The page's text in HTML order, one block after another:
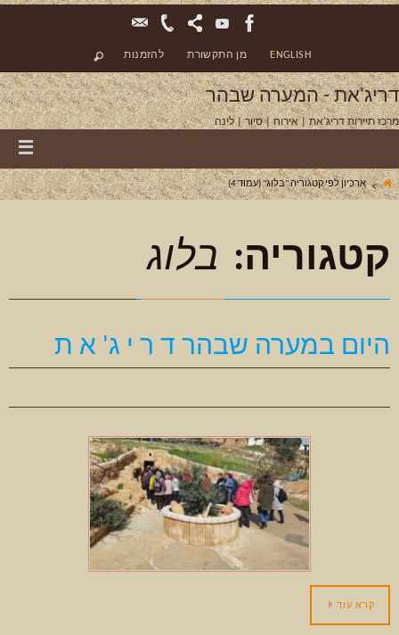
ENGLISH מן התקשורת להזמנות
דריג'את - המערה שבהר
מרכז תיירות דריג'את | אירוח | סיור | לינה
ארכיון לפי קטגוריה "בלוג"(עמוד 4)
קטגוריה: בלוג
היום במערה שבהר ד ר י ג' א ת
קרא עוד